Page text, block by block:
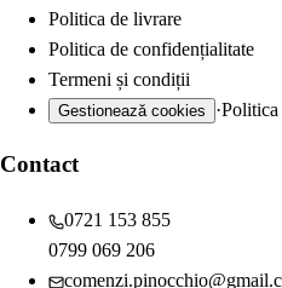
Politica de livrare
Politica de confidențialitate
Termeni și condiții
Gestionează cookies ·
Contact
0721 153 855
0799 069 206